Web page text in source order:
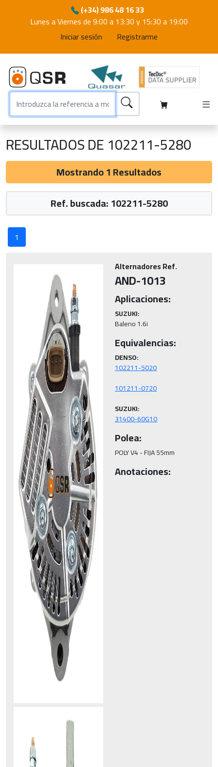
(+34) 986 48 16 33
Lunes a Viernes de 9:00 a 13:30 y 15:30 a 19:00
Iniciar sesión
Registrarme
RESULTADOS DE 102211-5280
Mostrando 1 Resultados
Ref. buscada: 102211-5280
1
Alternadores Ref.
AND-1013
Aplicaciones:
SUZUKI:
Baleno 1.6i
Equivalencias:
DENSO:
SUZUKI:
31400-60G10
Polea:
POLY V4 - FIJA 55mm
Anotaciones: